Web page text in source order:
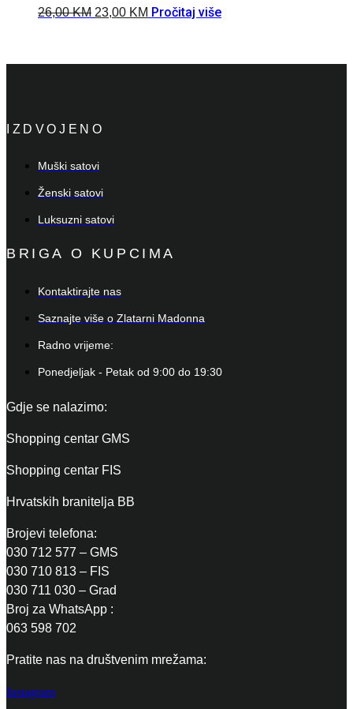
26,00KM 23,00 KM Pročitaj više
IZDVOJENO
Muški satovi
Ženski satovi
Luksuzni satovi
BRIGA O KUPCIMA
Kontaktirajte nas
Saznajte više o Zlatarni Madonna
Radno vrijeme:
Ponedjeljak - Petak od 9:00 do 19:30
Gdje se nalazimo:
Shopping centar GMS
Shopping centar FIS
Hrvatskih branitelja BB
Brojevi telefona:
030 712 577 – GMS
030 710 813 – FIS
030 711 030 – Grad
Broj za WhatsApp :
063 598 702
Pratite nas na društvenim mrežama:
Instagram